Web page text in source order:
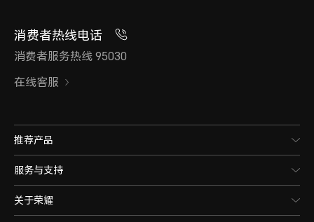
消费者热线电话
消费者服务热线 95030
在线客服
推荐产品
服务与支持
关于荣耀